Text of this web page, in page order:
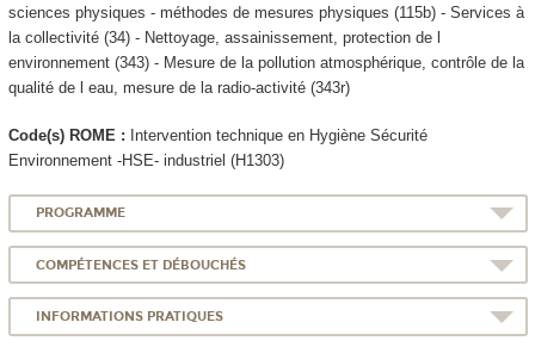
sciences physiques - méthodes de mesures physiques (115b) - Services à
la collectivité (34) - Nettoyage, assainissement, protection de l
environnement (343) - Mesure de la pollution atmosphérique, contrôle de la
qualité de l eau, mesure de la radio-activité (343r)
Code(s) ROME : Intervention technique en Hygiène Sécurité
Environnement -HSE- industriel (H1303)
PROGRAMME
COMPÉTENCES ET DÉBOUCHÉS
INFORMATIONS PRATIQUES